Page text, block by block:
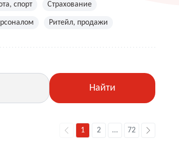
спорт Страхование
Ритейл, продажи
Найти
1 2 ... 72